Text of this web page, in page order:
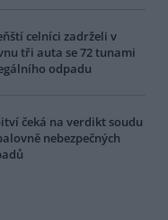
celníci zadrželi v
tři auta se 72 tunami
odpadu
čeká na verdikt soudu
nebezpečných